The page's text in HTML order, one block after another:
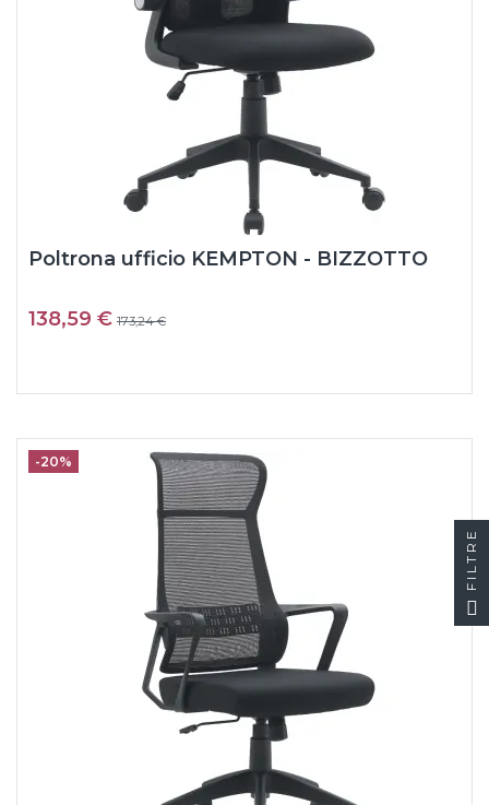
Poltrona ufficio KEMPTON - BIZZOTTO
138,59 € 173,24 €
-20%
FILTRE